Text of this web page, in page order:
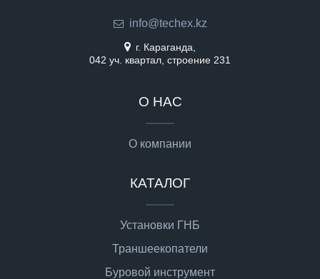
info@techex.kz
г. Караганда,
042 уч. квартал, строение 231
О НАС
О компании
КАТАЛОГ
Установки ГНБ
Траншеекопатели
Буровой инструмент